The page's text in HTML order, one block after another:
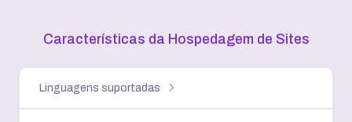
Características da Hospedagem de Sites
Linguagens suportadas